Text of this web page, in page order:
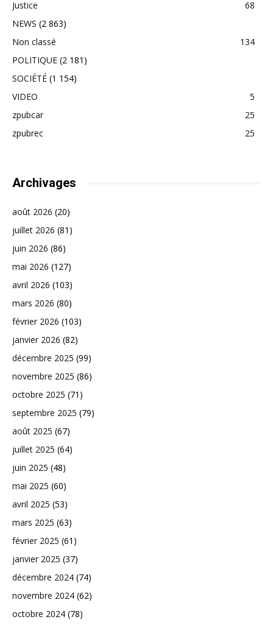
Justice
68
NEWS (2 863)
Non classé
134
POLITIQUE (2 181)
SOCIÉTÉ (1 154)
VIDEO
5
zpubcar
25
zpubrec
25
Archivages
août 2026 (20)
juillet 2026 (81)
juin 2026 (86)
mai 2026 (127)
avril 2026 (103)
mars 2026 (80)
février 2026 (103)
janvier 2026 (82)
décembre 2025 (99)
novembre 2025 (86)
octobre 2025 (71)
septembre 2025 (79)
août 2025 (67)
juillet 2025 (64)
juin 2025 (48)
mai 2025 (60)
avril 2025 (53)
mars 2025 (63)
février 2025 (61)
janvier 2025 (37)
décembre 2024 (74)
novembre 2024 (62)
octobre 2024 (78)